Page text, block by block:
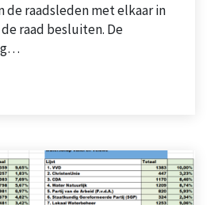
de raadsleden met elkaar in
raad besluiten. De